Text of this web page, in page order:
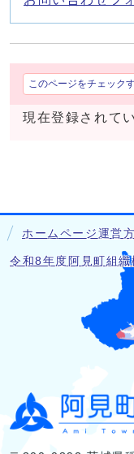
このページをチェック
現在登録されて
ホームページ運営
令和8年度阿見町組織